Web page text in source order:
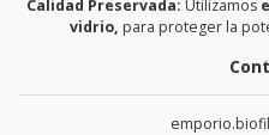
Calidad Preservada: Utilizamos
vidrio, para proteger la